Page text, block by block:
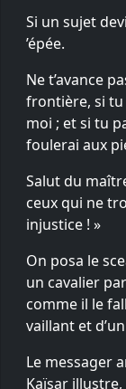
Si un sujet
’épée.
Ne t’avance
frontière, si tu
moi ; et si tu
foulerai aux
Salut du
ceux qui ne
injustice ! »
On posa le
un cavalier
comme il le
vaillant et
Le messager
Kaïsar